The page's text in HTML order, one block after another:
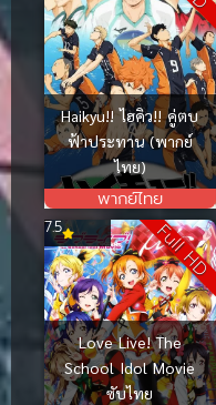
Haikyu!! ไฮคิว!! คู่ตบ
ฟ้าประทาน (พากย์
ไทย)
พากย์ไทย
Full HD
Love Live! The
School Idol Movie
ซับไทย
7.5